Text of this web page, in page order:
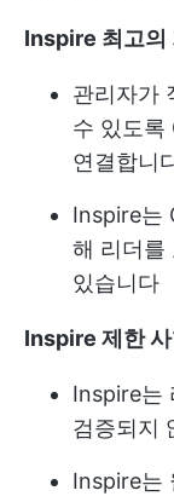
Inspire 최고의
관리자가
수 있도록
연결합니
Inspire는
해 리더를
있습니다
Inspire 제한
Inspire는
검증되지
Inspire는